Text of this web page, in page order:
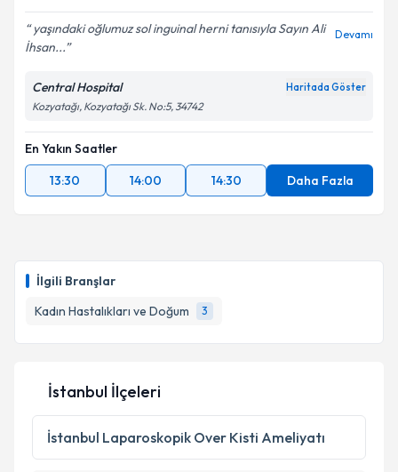
İlgili Branşlar
Kadın Hastalıkları ve Doğum
3
kapsamda işlenmesini kabul ediyorum.
yaşındaki oğlumuz sol inguinal herni tanısıyla Sayın Ali
İhsan...
Devamı
Central Hospital Haritada Göster
Kozyatağı, Kozyatağı Sk. No:5, 34742
En Yakın Saatler
13:30
14:00 14:30 Daha Fazla
İstanbul İlçeleri
İstanbul Laparoskopik Over Kisti Ameliyatı